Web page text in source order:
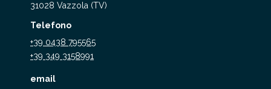
31028 Vazzola (TV)
Telefono
+39 0438 795565
+39 349 3158991
email